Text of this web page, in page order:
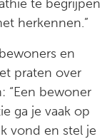
te begrijpen
herkennen.”
en
praten over
“Een bewoner
ga je vaak op
vond en stel je